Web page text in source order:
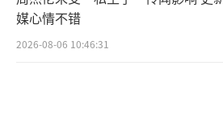
通过爆梗与质感的双重输出
燃爽特效，一比一还原大
媒心情不错
2026-08-06 10:46:31